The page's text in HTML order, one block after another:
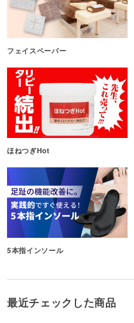
フェイスペーパー
ほねつぎHot
5本指インソール
最近チェックした商品